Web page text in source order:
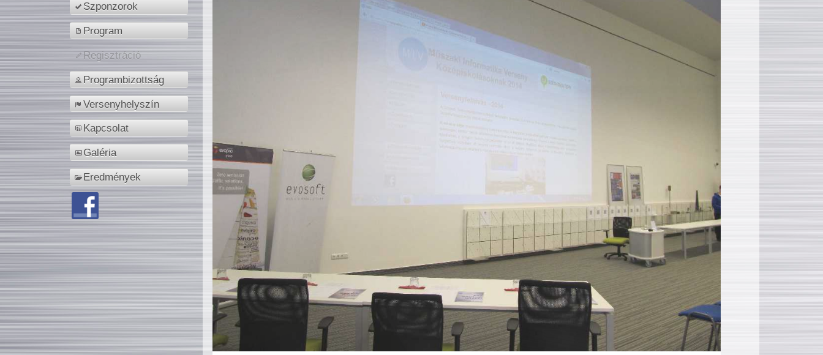
Szponzorok
Program
Regisztráció
Programbizottság
Versenyhelyszín
Kapcsolat
Galéria
Eredmények